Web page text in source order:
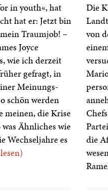
in youth«, hat
hat er: Jetzt bin
Traumjob! –
Joyce
wie ich derzeit
gefragt, in
Meinungs-
schön werden
meinen, die Krise
Ähnliches wie
Wechseljahre es
Die
von
die